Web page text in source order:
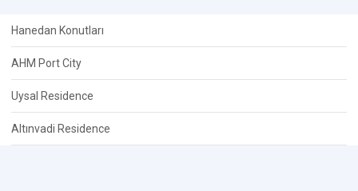
Hanedan Konutları
AHM Port City
Uysal Residence
Altınvadi Residence